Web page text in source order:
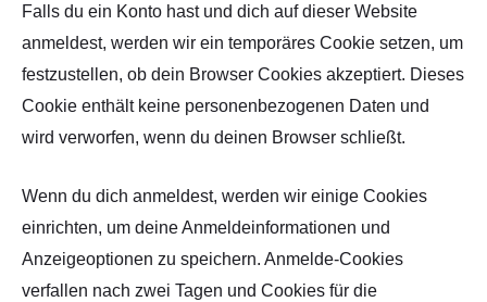
Falls du ein Konto hast und dich auf dieser Website
anmeldest, werden wir ein temporäres Cookie setzen, um
festzustellen, ob dein Browser Cookies akzeptiert. Dieses
Cookie enthält keine personenbezogenen Daten und
wird verworfen, wenn du deinen Browser schließt.
Wenn du dich anmeldest, werden wir einige Cookies
einrichten, um deine Anmeldeinformationen und
Anzeigeoptionen zu speichern. Anmelde-Cookies
verfallen nach zwei Tagen und Cookies für die